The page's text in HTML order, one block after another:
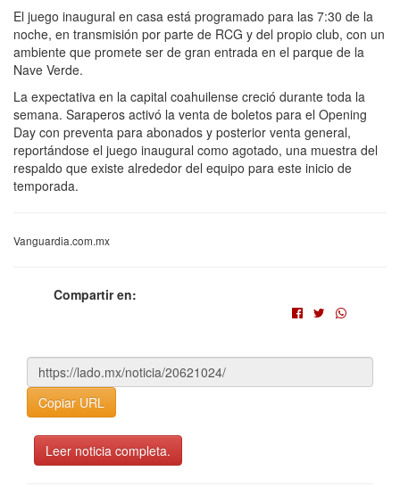
El juego inaugural en casa está programado para las 7:30 de la
noche, en transmisión por parte de RCG y del propio club, con un
ambiente que promete ser de gran entrada en el parque de la
Nave Verde.
La expectativa en la capital coahuilense creció durante toda la
semana. Saraperos activó la venta de boletos para el Opening
Day con preventa para abonados y posterior venta general,
reportándose el juego inaugural como agotado, una muestra del
respaldo que existe alrededor del equipo para este inicio de
temporada.
Vanguardia.com.mx
Compartir en:
Copiar URL
Leer noticia completa.